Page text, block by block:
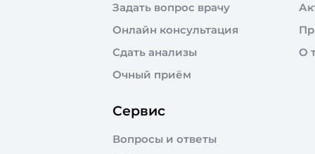
Задать вопрос врачу
Онлайн консультация
Сдать анализы
Очный приём
О
Сервис
Вопросы и ответы